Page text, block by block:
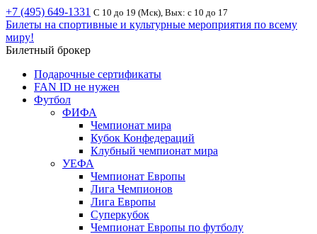
+7 (495) 649-1331 С 10 до 19 (Мск), Вых: с 10 до 17
Билеты на спортивные и культурные мероприятия по всему
миру!
Билетный брокер
Подарочные сертификаты
FAN ID не нужен
Футбол
ФИФА
Чемпионат мира
Кубок Конфедераций
Клубный чемпионат мира
УЕФА
Чемпионат Европы
Лига Чемпионов
Лига Европы
Суперкубок
Чемпионат Европы по футболу